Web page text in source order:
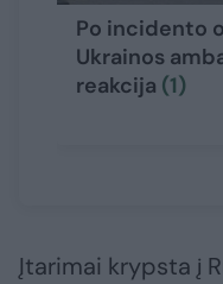
Po incidento
Ukrainos
reakcija (1)
Įtarimai krypsta į